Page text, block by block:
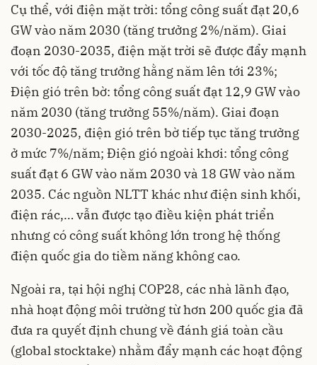
Cụ thể, với điện mặt trời: tổng công suất đạt 20,6
GW vào năm 2030 (tăng trưởng 2%/năm). Giai
đoạn 2030-2035, điện mặt trời sẽ được đẩy mạnh
với tốc độ tăng trưởng hằng năm lên tới 23%;
Điện gió trên bờ: tổng công suất đạt 12,9 GW vào
năm 2030 (tăng trưởng 55%/năm). Giai đoạn
2030-2025, điện gió trên bờ tiếp tục tăng trưởng
ở mức 7%/năm; Điện gió ngoài khơi: tổng công
suất đạt 6 GW vào năm 2030 và 18 GW vào năm
2035. Các nguồn NLTT khác như điện sinh khối,
điện rác,… vẫn được tạo điều kiện phát triển
nhưng có công suất không lớn trong hệ thống
điện quốc gia do tiềm năng không cao.
Ngoài ra, tại hội nghị COP28, các nhà lãnh đạo,
nhà hoạt động môi trường từ hơn 200 quốc gia đã
đưa ra quyết định chung về đánh giá toàn cầu
(global stocktake) nhằm đẩy mạnh các hoạt động